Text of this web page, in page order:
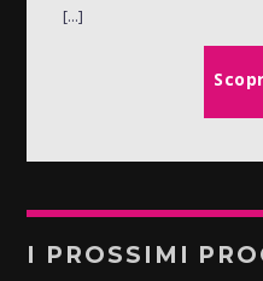
[...]
I PROSSIMI